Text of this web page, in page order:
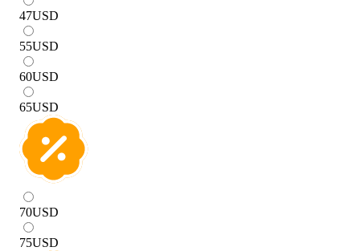
47USD
55USD
60USD
65USD
70USD
75USD